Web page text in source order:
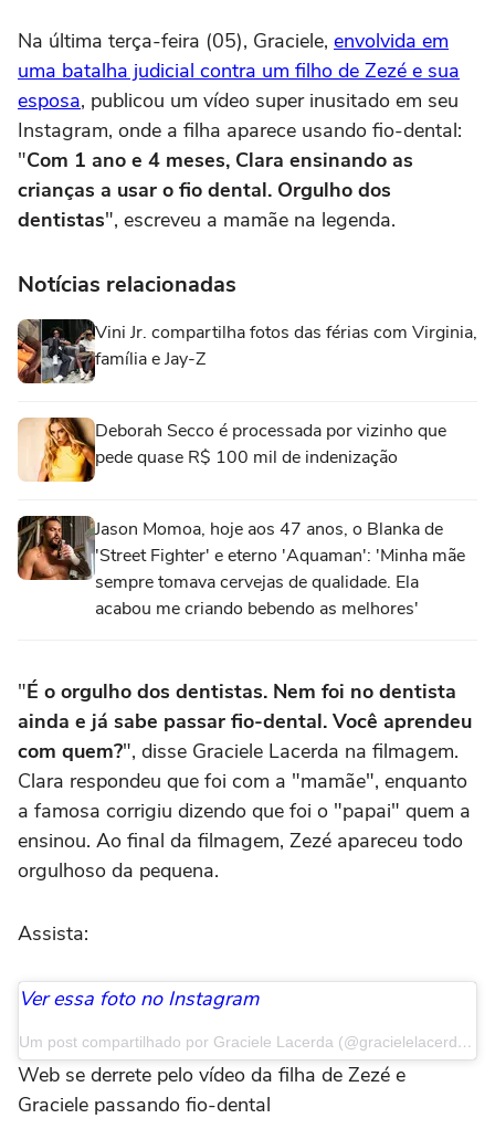
Na última terça-feira (05), Graciele, envolvida em
uma batalha judicial contra um filho de Zezé e sua
esposa, publicou um vídeo super inusitado em seu
Instagram, onde a filha aparece usando fio-dental:
"Com 1 ano e 4 meses, Clara ensinando as
crianças a usar o fio dental. Orgulho dos
dentistas", escreveu a mamãe na legenda.
Notícias relacionadas
Vini Jr. compartilha fotos das férias com Virginia,
família e Jay-Z
Deborah Secco é processada por vizinho que
pede quase R$ 100 mil de indenização
Jason Momoa, hoje aos 47 anos, o Blanka de
'Street Fighter' e eterno 'Aquaman': 'Minha mãe
sempre tomava cervejas de qualidade. Ela
acabou me criando bebendo as melhores'
"É o orgulho dos dentistas. Nem foi no dentista
ainda e já sabe passar fio-dental. Você aprendeu
com quem?", disse Graciele Lacerda na filmagem.
Clara respondeu que foi com a "mamãe", enquanto
a famosa corrigiu dizendo que foi o "papai" quem a
ensinou. Ao final da filmagem, Zezé apareceu todo
orgulhoso da pequena.
Assista:
Ver essa foto no Instagram
Um post compartilhado por Graciele Lacerda (@gracielelacerdaoficial)
Web se derrete pelo vídeo da filha de Zezé e
Graciele passando fio-dental